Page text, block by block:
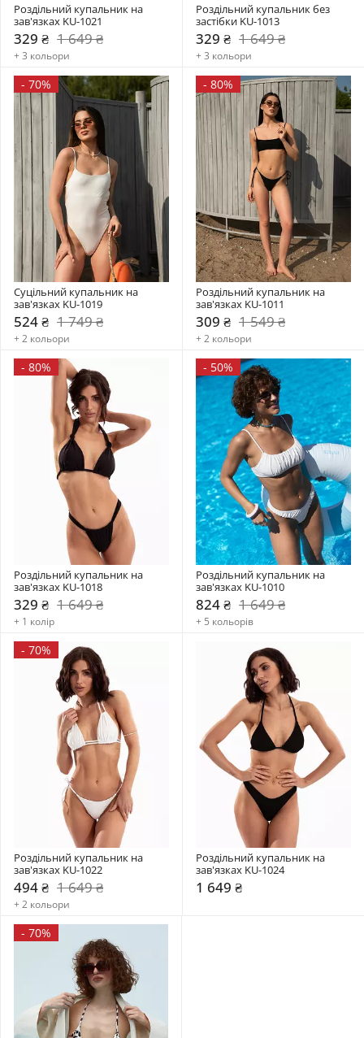
Роздільний купальник на
зав'язках KU-1021
329 ₴ 1 649 ₴
+ 3 кольори
Роздільний купальник без
застібки KU-1013
329 ₴ 1 649 ₴
+ 3 кольори
- 70%
Суцільний купальник на
зав'язках KU-1019
524 ₴ 1 749 ₴
+ 2 кольори
- 80%
Роздільний купальник на
зав'язках KU-1011
309 ₴ 1 549 ₴
+ 2 кольори
- 80%
Роздільний купальник на
зав'язках KU-1018
329 ₴ 1 649 ₴
+ 1 колір
- 50%
Роздільний купальник на
зав'язках KU-1010
824 ₴ 1 649 ₴
+ 5 кольорів
- 70%
Роздільний купальник на
зав'язках KU-1022
494 ₴ 1 649 ₴
+ 2 кольори
Роздільний купальник на
зав'язках KU-1024
1 649 ₴
- 70%